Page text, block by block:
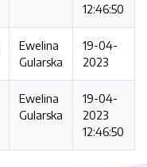
12:46:50
Ewelina
Gularska
19-04-
2023
Ewelina
Gularska
19-04-
2023
12:46:50